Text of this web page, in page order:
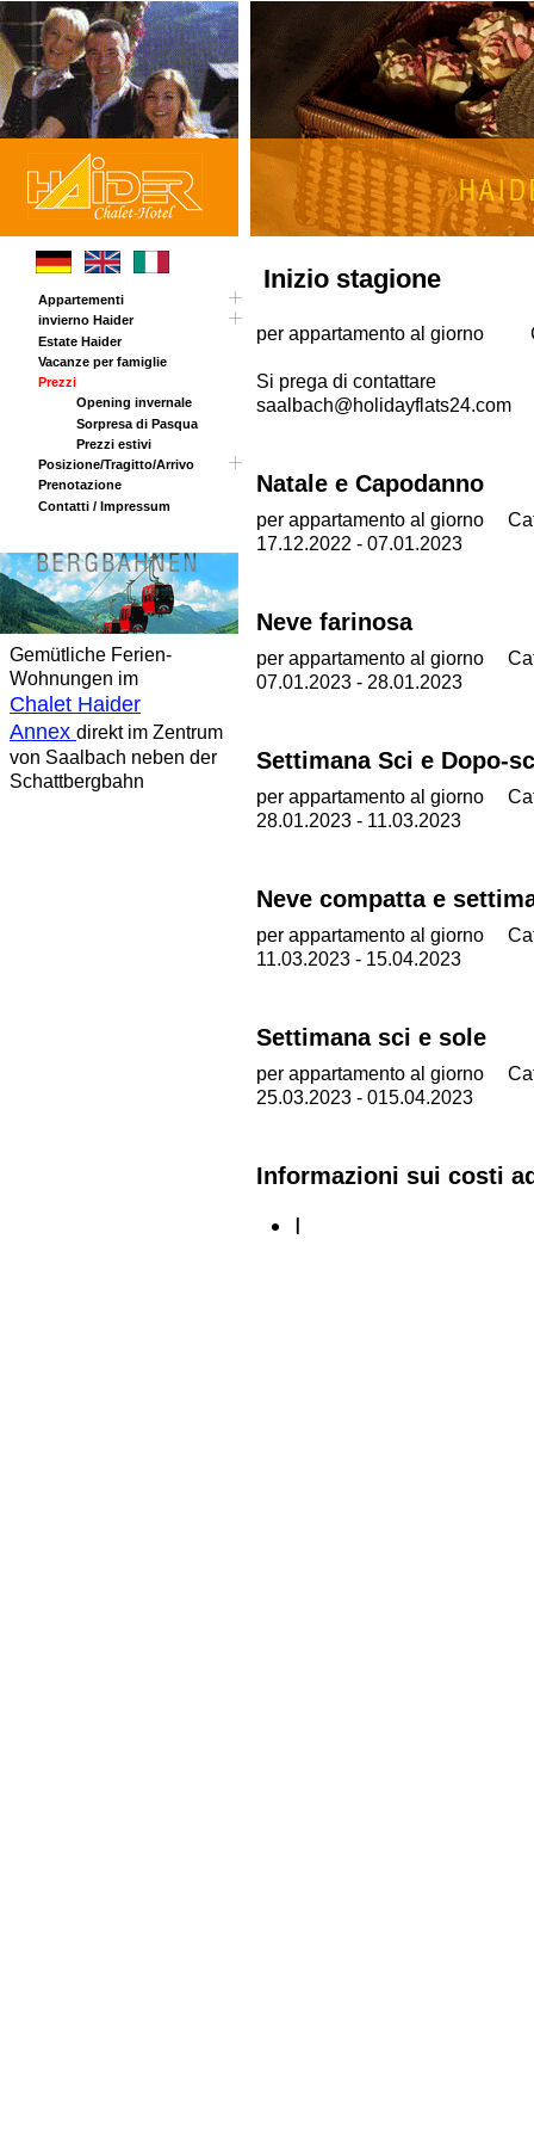
Appartementi
Tour
invierno Haider
Carta panoramica
Chalet Haider Annex
Estate Haider
Vacanze per famiglie
Prezzi
Opening invernale
Sorpresa di Pasqua
Prezzi estivi
Posizione/Tragitto/Arrivo
Tragitto
Prenotazione
Contatti / Impressum
Gemütliche Ferien-
Wohnungen im
Chalet Haider
Annex direkt im Zentrum
von Saalbach neben der
Schattbergbahn
Inizio stagione
per appartamento al giorno
Si prega di contattare
saalbach@holidayflats24.com
Natale e Capodanno
per appartamento al giorno
17.12.2022 - 07.01.2023
Neve farinosa
per appartamento al giorno
07.01.2023 - 28.01.2023
Settimana Sci e Dopo-
per appartamento al giorno
28.01.2023 - 11.03.2023
Neve compatta e
per appartamento al giorno
11.03.2023 - 15.04.2023
Settimana sci e sole
per appartamento al giorno
25.03.2023 - 015.04.2023
Informazioni sui costi
I